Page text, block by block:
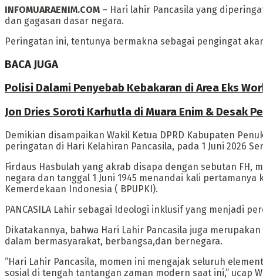
INFOMUARAENIM.COM – Hari lahir Pancasila yang
dan gagasan dasar negara.
Peringatan ini, tentunya bermakna sebagai pengingat
BACA JUGA
Polisi Dalami Penyebab Kebakaran di Area Eks
Jon Dries Soroti Karhutla di Muara Enim & Desak
Demikian disampaikan Wakil Ketua DPRD Kabupaten
peringatan di Hari Kelahiran Pancasila, pada 1 Juni 2026
Firdaus Hasbulah yang akrab disapa dengan sebutan
negara dan tanggal 1 Juni 1945 menandai kali
Kemerdekaan Indonesia ( BPUPKI).
PANCASILA Lahir sebagai Ideologi inklusif yang menjadi
Dikatakannya, bahwa Hari Lahir Pancasila juga
dalam bermasyarakat, berbangsa,dan bernegara.
“Hari Lahir Pancasila, momen ini mengajak seluruh
sosial di tengah tantangan zaman modern saat ini,” ucap